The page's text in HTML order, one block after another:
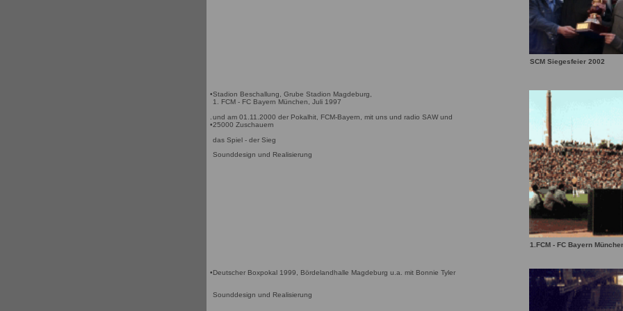
SCM Siegesfeier 2002
•
•
Stadion Beschallung, Grube Stadion Magdeburg,
1. FCM - FC Bayern München, Juli 1997
und am 01.11.2000 der Pokalhit, FCM-Bayern, mit uns und radio SAW und
25000 Zuschauern
das Spiel - der Sieg
Sounddesign und Realisierung
1.FCM - FC Bayern
•Deutscher Boxpokal 1999, Bördelandhalle Magdeburg u.a. mit Bonnie Tyler
Sounddesign und Realisierung